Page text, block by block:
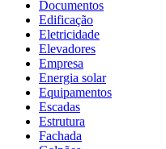
Documentos
Edificação
Eletricidade
Elevadores
Empresa
Energia solar
Equipamentos
Escadas
Estrutura
Fachada